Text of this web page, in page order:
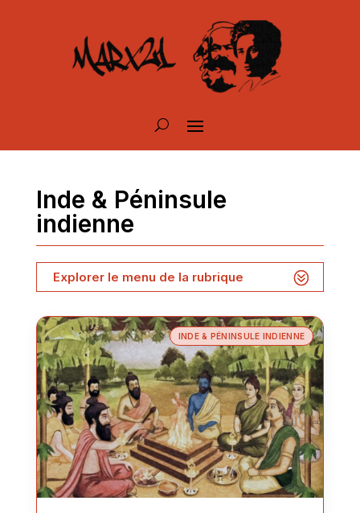
Inde & Péninsule
indienne
Explorer le menu de la rubrique
INDE & PÉNINSULE INDIENNE